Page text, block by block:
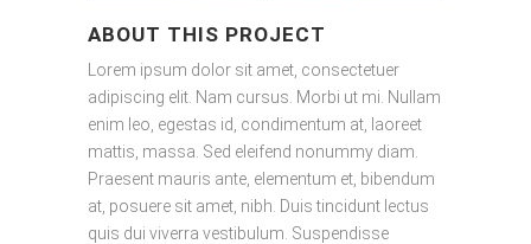
ABOUT THIS PROJECT
Lorem ipsum dolor sit amet, consectetuer
adipiscing elit. Nam cursus. Morbi ut mi. Nullam
enim leo, egestas id, condimentum at, laoreet
mattis, massa. Sed eleifend nonummy diam.
Praesent mauris ante, elementum et, bibendum
at, posuere sit amet, nibh. Duis tincidunt lectus
quis dui viverra vestibulum. Suspendisse